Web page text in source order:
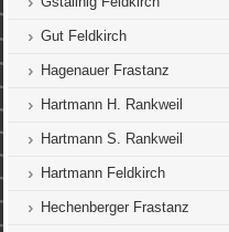
Gut Feldkirch
Hagenauer Frastanz
Hartmann H. Rankweil
Hartmann S. Rankweil
Hartmann Feldkirch
Hechenberger Frastanz